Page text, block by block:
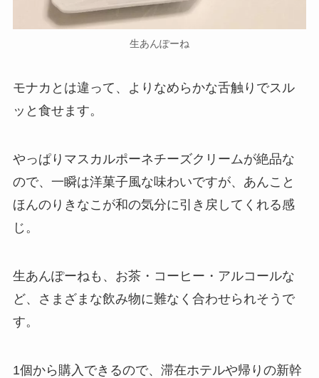
生あんぽーね
モナカとは違って、よりなめらかな舌触りでスル
ッと食せます。
やっぱりマスカルポーネチーズクリームが絶品な
ので、一瞬は洋菓子風な味わいですが、あんこと
ほんのりきなこが和の気分に引き戻してくれる感
じ。
生あんぽーねも、お茶・コーヒー・アルコールな
ど、さまざまな飲み物に難なく合わせられそうで
す。
1個から購入できるので、滞在ホテルや帰りの新幹